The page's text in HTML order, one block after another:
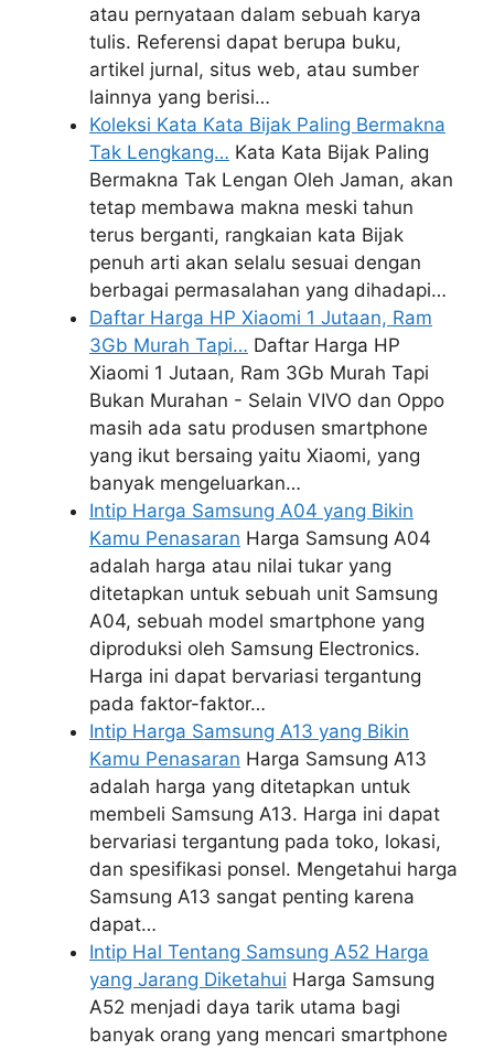
atau pernyataan dalam sebuah karya
tulis. Referensi dapat berupa buku,
artikel jurnal, situs web, atau sumber
lainnya yang berisi…
Koleksi Kata Kata Bijak Paling Bermakna
Tak Lengkang… Kata Kata Bijak Paling
Bermakna Tak Lengan Oleh Jaman, akan
tetap membawa makna meski tahun
terus berganti, rangkaian kata Bijak
penuh arti akan selalu sesuai dengan
berbagai permasalahan yang dihadapi…
Daftar Harga HP Xiaomi 1 Jutaan, Ram
3Gb Murah Tapi… Daftar Harga HP
Xiaomi 1 Jutaan, Ram 3Gb Murah Tapi
Bukan Murahan - Selain VIVO dan Oppo
masih ada satu produsen smartphone
yang ikut bersaing yaitu Xiaomi, yang
banyak mengeluarkan…
Intip Harga Samsung A04 yang Bikin
Kamu Penasaran Harga Samsung A04
adalah harga atau nilai tukar yang
ditetapkan untuk sebuah unit Samsung
A04, sebuah model smartphone yang
diproduksi oleh Samsung Electronics.
Harga ini dapat bervariasi tergantung
pada faktor-faktor…
Intip Harga Samsung A13 yang Bikin
Kamu Penasaran Harga Samsung A13
adalah harga yang ditetapkan untuk
membeli Samsung A13. Harga ini dapat
bervariasi tergantung pada toko, lokasi,
dan spesifikasi ponsel. Mengetahui harga
Samsung A13 sangat penting karena
dapat…
Intip Hal Tentang Samsung A52 Harga
yang Jarang Diketahui Harga Samsung
A52 menjadi daya tarik utama bagi
banyak orang yang mencari smartphone